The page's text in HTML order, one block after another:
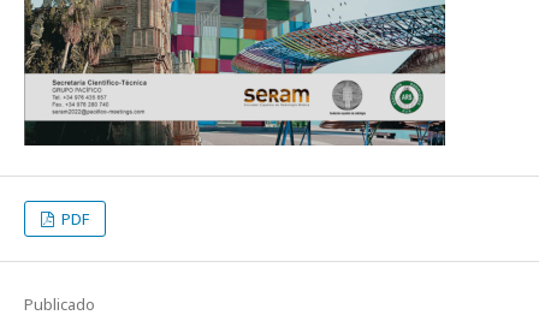
PDF
Publicado